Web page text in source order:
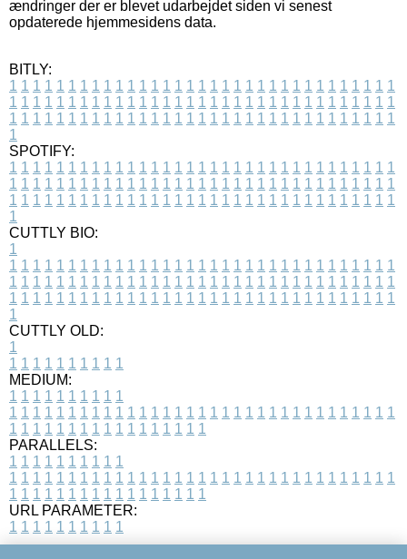
ændringer der er blevet udarbejdet siden vi senest
opdaterede hjemmesidens data.
BITLY:
1 1 1 1 1 1 1 1 1 1 1 1 1 1 1 1 1 1 1 1 1 1 1 1 1 1 1 1 1 1 1 1 1
1 1 1 1 1 1 1 1 1 1 1 1 1 1 1 1 1 1 1 1 1 1 1 1 1 1 1 1 1 1 1 1 1
1 1 1 1 1 1 1 1 1 1 1 1 1 1 1 1 1 1 1 1 1 1 1 1 1 1 1 1 1 1 1 1 1
1
SPOTIFY:
1 1 1 1 1 1 1 1 1 1 1 1 1 1 1 1 1 1 1 1 1 1 1 1 1 1 1 1 1 1 1 1 1
1 1 1 1 1 1 1 1 1 1 1 1 1 1 1 1 1 1 1 1 1 1 1 1 1 1 1 1 1 1 1 1 1
1 1 1 1 1 1 1 1 1 1 1 1 1 1 1 1 1 1 1 1 1 1 1 1 1 1 1 1 1 1 1 1 1
1
CUTTLY BIO:
1
1 1 1 1 1 1 1 1 1 1 1 1 1 1 1 1 1 1 1 1 1 1 1 1 1 1 1 1 1 1 1 1 1
1 1 1 1 1 1 1 1 1 1 1 1 1 1 1 1 1 1 1 1 1 1 1 1 1 1 1 1 1 1 1 1 1
1 1 1 1 1 1 1 1 1 1 1 1 1 1 1 1 1 1 1 1 1 1 1 1 1 1 1 1 1 1 1 1 1
1
CUTTLY OLD:
1
1 1 1 1 1 1 1 1 1 1
MEDIUM:
1 1 1 1 1 1 1 1 1 1
1 1 1 1 1 1 1 1 1 1 1 1 1 1 1 1 1 1 1 1 1 1 1 1 1 1 1 1 1 1 1 1 1
1 1 1 1 1 1 1 1 1 1 1 1 1 1 1 1 1
PARALLELS:
1 1 1 1 1 1 1 1 1 1
1 1 1 1 1 1 1 1 1 1 1 1 1 1 1 1 1 1 1 1 1 1 1 1 1 1 1 1 1 1 1 1 1
1 1 1 1 1 1 1 1 1 1 1 1 1 1 1 1 1
URL PARAMETER:
1 1 1 1 1 1 1 1 1 1